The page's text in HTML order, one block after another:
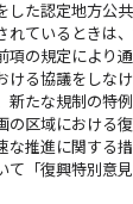
した認定地方公
れているときは
項の規定により
る協議をしなけ
新たな規制の特
の区域における
な推進に関する
て「復興特別意